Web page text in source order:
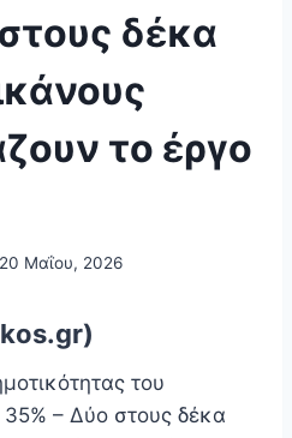
δέκα
το έργο
20 Μαΐου, 2026
του
– Δύο στους δέκα